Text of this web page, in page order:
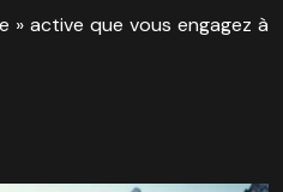
» active que vous engagez à